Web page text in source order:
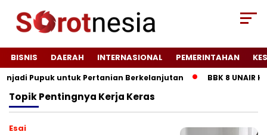
BISNIS DAERAH INTERNASIONAL PEMERINTAHAN
Pupuk untuk Pertanian Berkelanjutan BBK 8 UNAIR
TopikPentingnya Kerja Keras
Esai